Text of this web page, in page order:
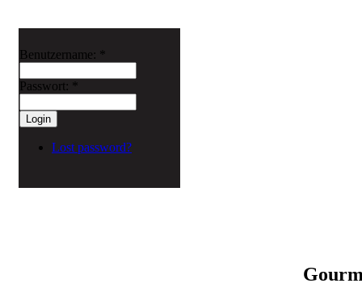
Benutzername: *
Passwort: *
Lost password?